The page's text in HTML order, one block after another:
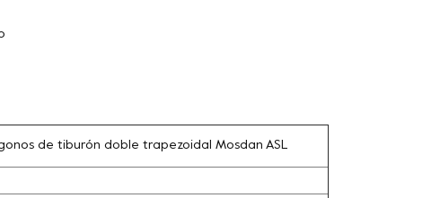
de tiburón doble trapezoidal Mosdan ASL